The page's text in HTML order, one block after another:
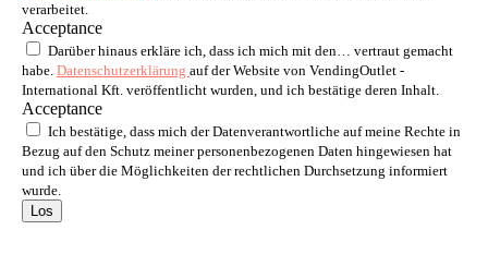
verarbeitet.
Acceptance
Darüber hinaus erkläre ich, dass ich mich mit den… vertraut gemacht
habe. Datenschutzerklärung auf der Website von VendingOutlet -
International Kft. veröffentlicht wurden, und ich bestätige deren Inhalt.
Acceptance
Ich bestätige, dass mich der Datenverantwortliche auf meine Rechte in
Bezug auf den Schutz meiner personenbezogenen Daten hingewiesen hat
und ich über die Möglichkeiten der rechtlichen Durchsetzung informiert
wurde.
Los